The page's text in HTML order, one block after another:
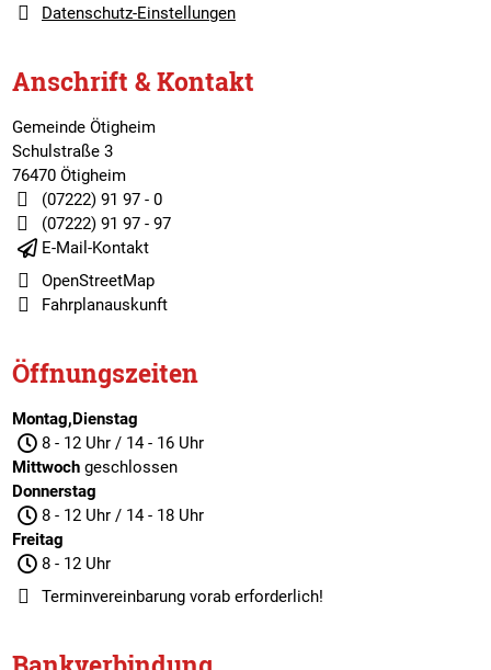
Datenschutz-Einstellungen
Anschrift & Kontakt
Gemeinde Ötigheim
Schulstraße 3
76470 Ötigheim
(07222) 91 97 - 0
(07222) 91 97 - 97
E-Mail-Kontakt
OpenStreetMap
Fahrplanauskunft
Öffnungszeiten
Montag,Dienstag
8 - 12 Uhr / 14 - 16 Uhr
Mittwochgeschlossen
Donnerstag
8 - 12 Uhr / 14 - 18 Uhr
Freitag
8 - 12 Uhr
Terminvereinbarungvorab erforderlich!